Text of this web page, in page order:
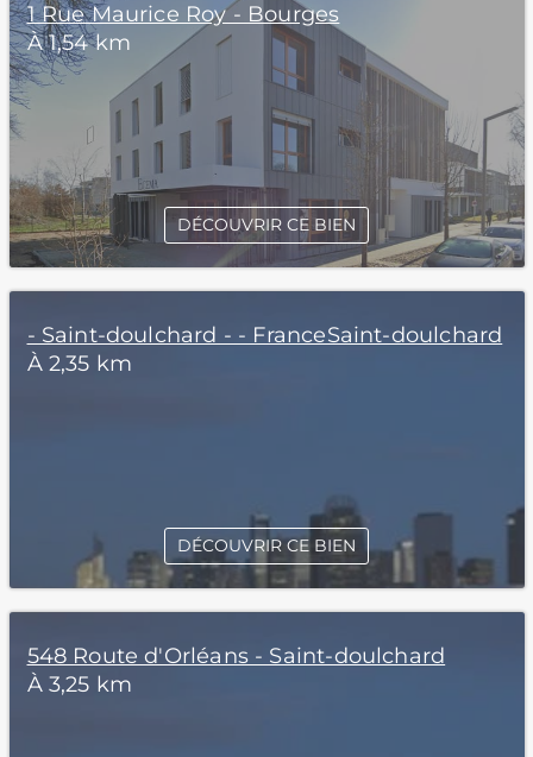
1 Rue Maurice Roy - Bourges
À 1,54 km
DÉCOUVRIR CE BIEN
- Saint-doulchard - - FranceSaint-doulchard
À 2,35 km
DÉCOUVRIR CE BIEN
548 Route d'Orléans - Saint-doulchard
À 3,25 km